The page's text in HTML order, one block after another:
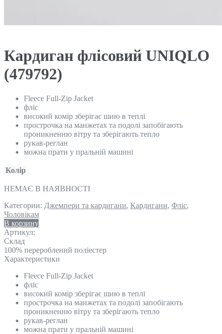
Кардиган флісовий UNIQLO
(479792)
Fleece Full-Zip Jacket
фліс
високий комір зберігає шию в теплі
прострочка на манжетах та подолі запобігають
проникненню вітру та зберігають тепло
рукав-реглан
можна прати у пральній машині
Колір
НЕМАЄ В НАЯВНОСТІ
Категории: Джемпери та кардигани, Кардигани, Фліс,
Чоловікам
В корзину
Артикул:
Склад
100% перероблений поліестер
Характеристики
Fleece Full-Zip Jacket
фліс
високий комір зберігає шию в теплі
прострочка на манжетах та подолі запобігають
проникненню вітру та зберігають тепло
рукав-реглан
можна прати у пральній машині